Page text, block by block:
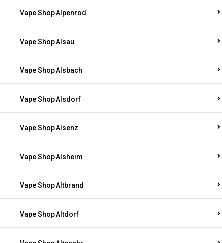
Vape Shop Alpenrod
Vape Shop Alsau
Vape Shop Alsbach
Vape Shop Alsdorf
Vape Shop Alsenz
Vape Shop Alsheim
Vape Shop Altbrand
Vape Shop Altdorf